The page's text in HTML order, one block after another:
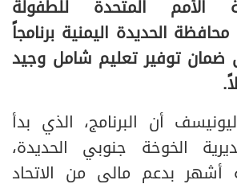
الأمم المتحدة للطفولة
الحديدة اليمنية برنامجاً
ضمان توفير تعليم شامل وجيد
أن البرنامج، الذي بدأ
الخوخة جنوبي الحديدة،
أشهر بدعم مالي من الاتحاد